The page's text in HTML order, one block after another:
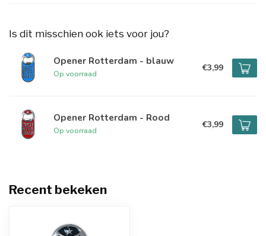
Is dit misschien ook iets voor jou?
Opener Rotterdam - blauw
Op voorraad
€3,99
Opener Rotterdam - Rood
Op voorraad
€3,99
Recent bekeken